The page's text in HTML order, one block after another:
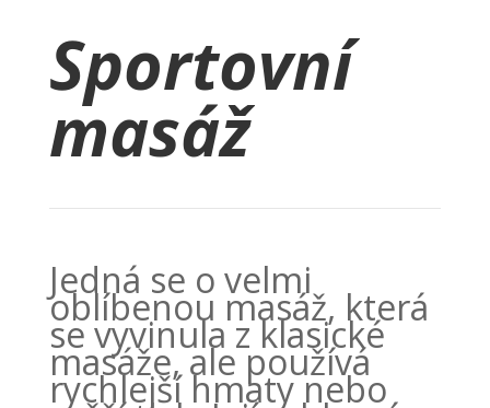
Sportovní
masáž
Jedná se o velmi
oblíbenou masáž, která
se vyvinula z klasické
masáže, ale používá
rychlejší hmaty nebo